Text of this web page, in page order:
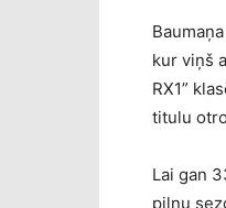
kur viņš
RX1”
titulu
Lai gan
pilnu